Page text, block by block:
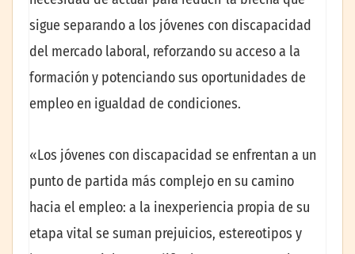
sigue separando a los jóvenes con discapacidad
del mercado laboral, reforzando su acceso a la
formación y potenciando sus oportunidades de
empleo en igualdad de condiciones.
«Los jóvenes con discapacidad se enfrentan a un
punto de partida más complejo en su camino
hacia el empleo: a la inexperiencia propia de su
etapa vital se suman prejuicios, estereotipos y